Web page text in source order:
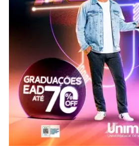
Invalid slider ID or alias.